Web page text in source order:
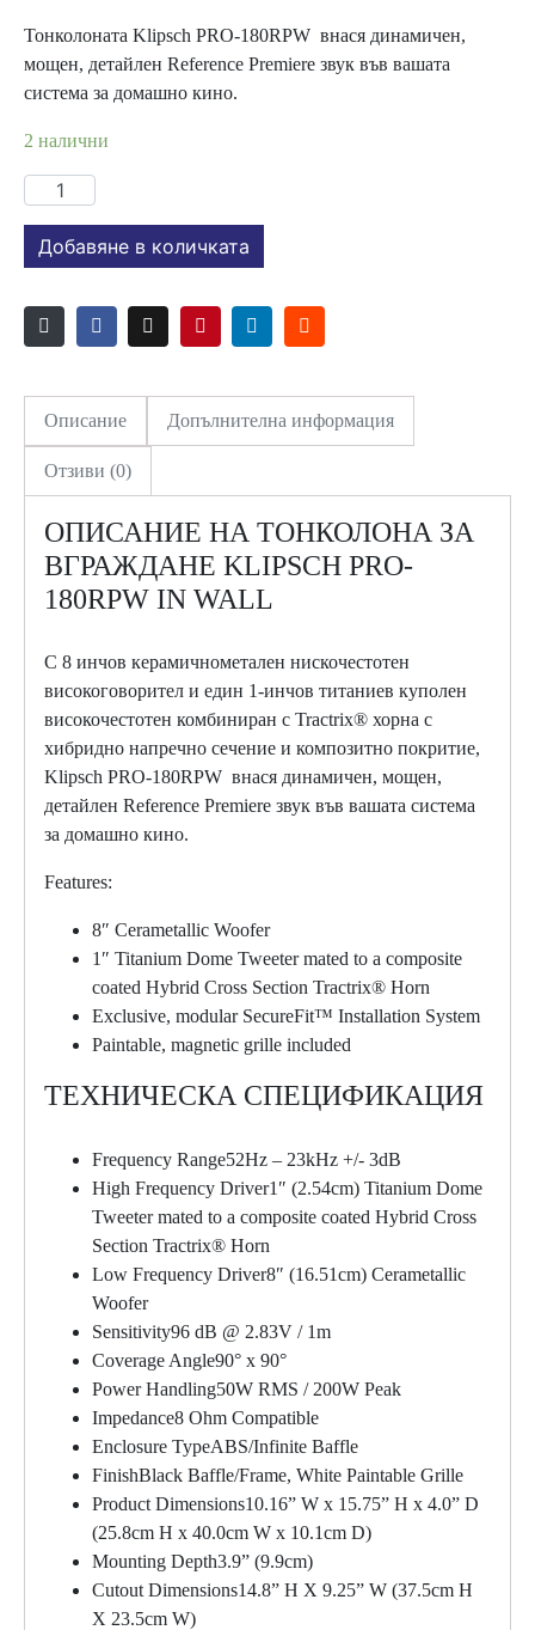
Тонколоната Klipsch PRO-180RPW внася динамичен,
мощен, детайлен Reference Premiere звук във вашата
система за домашно кино.
2 налични
количество
Тонколона
за
вграждане
Klipsch
Wall
Добавяне в количката
Описание Допълнителна информация
Отзиви (0)
ОПИСАНИЕ НА ТОНКОЛОНА ЗА
ВГРАЖДАНЕ KLIPSCH PRO-
180RPW IN WALL
С 8 инчов керамичнометален нискочестотен
високоговорител и един 1-инчов титаниев куполен
високочестотен комбиниран с Tractrix® хорна с
хибридно напречно сечение и композитно покритие,
Klipsch PRO-180RPW внася динамичен, мощен,
детайлен Reference Premiere звук във вашата система
за домашно кино.
Features:
8″ Cerametallic Woofer
1″ Titanium Dome Tweeter mated to a composite
coated Hybrid Cross Section Tractrix® Horn
Exclusive, modular SecureFit™ Installation System
Paintable, magnetic grille included
ТЕХНИЧЕСКА СПЕЦИФИКАЦИЯ
Frequency Range52Hz – 23kHz +/- 3dB
High Frequency Driver1″ (2.54cm) Titanium Dome
Tweeter mated to a composite coated Hybrid Cross
Section Tractrix® Horn
Low Frequency Driver8″ (16.51cm) Cerametallic
Woofer
Sensitivity96 dB @ 2.83V / 1m
Coverage Angle90° x 90°
Power Handling50W RMS / 200W Peak
Impedance8 Ohm Compatible
Enclosure TypeABS/Infinite Baffle
FinishBlack Baffle/Frame, White Paintable Grille
Product Dimensions10.16” W x 15.75” H x 4.0” D
(25.8cm H x 40.0cm W x 10.1cm D)
Mounting Depth3.9” (9.9cm)
Cutout Dimensions14.8” H X 9.25” W (37.5cm H
X 23.5cm W)